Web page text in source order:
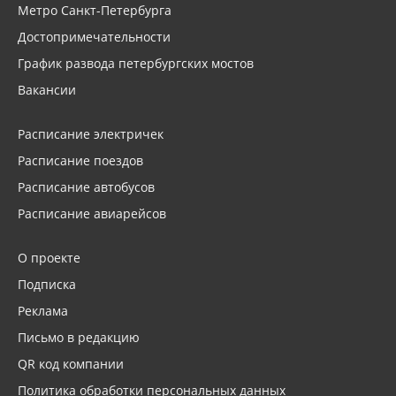
Метро Санкт-Петербурга
Достопримечательности
График развода петербургских мостов
Вакансии
Расписание электричек
Расписание поездов
Расписание автобусов
Расписание авиарейсов
О проекте
Подписка
Реклама
Письмо в редакцию
QR код компании
Политика обработки персональных данных